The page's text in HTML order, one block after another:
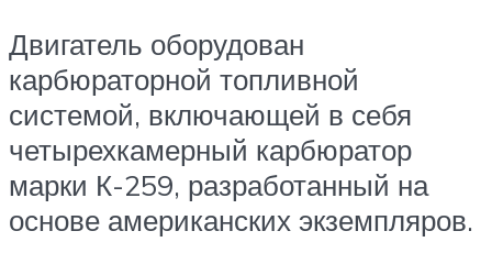
Двигатель оборудован
карбюраторной топливной
системой, включающей в себя
четырехкамерный карбюратор
марки К-259, разработанный на
основе американских экземпляров.